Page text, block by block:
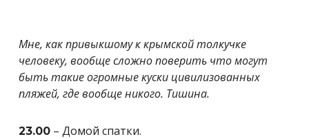
Мне, как привыкшому к крымской толкучке
человеку, вообще сложно поверить что могут
быть такие огромные куски цивилизованных
пляжей, где вообще никого. Тишина.
23.00 – Домой спатки.